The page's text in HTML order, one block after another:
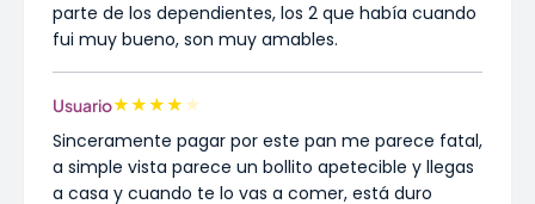
parte de los dependientes, los 2 que había cuando
fui muy bueno, son muy amables.
Usuario★★★★ ★
Sinceramente pagar por este pan me parece fatal,
a simple vista parece un bollito apetecible y llegas
a casa y cuando te lo vas a comer, está duro